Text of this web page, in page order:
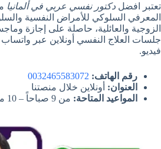
تعتبر افضل دكتور نفسي عربي في ألمانيا
المعرفي السلوكي للأمراض النفسية
الزوجية والعائلية، حاصلة على إجازة
جلسات العلاج النفسي أونلاين عبر
فيديو.
رقم الهاتف: 0032465583072
العنوان: أونلاين خلال منصتنا
المواعيد المتاحة: من 9 صباحاً – 10 مساءً